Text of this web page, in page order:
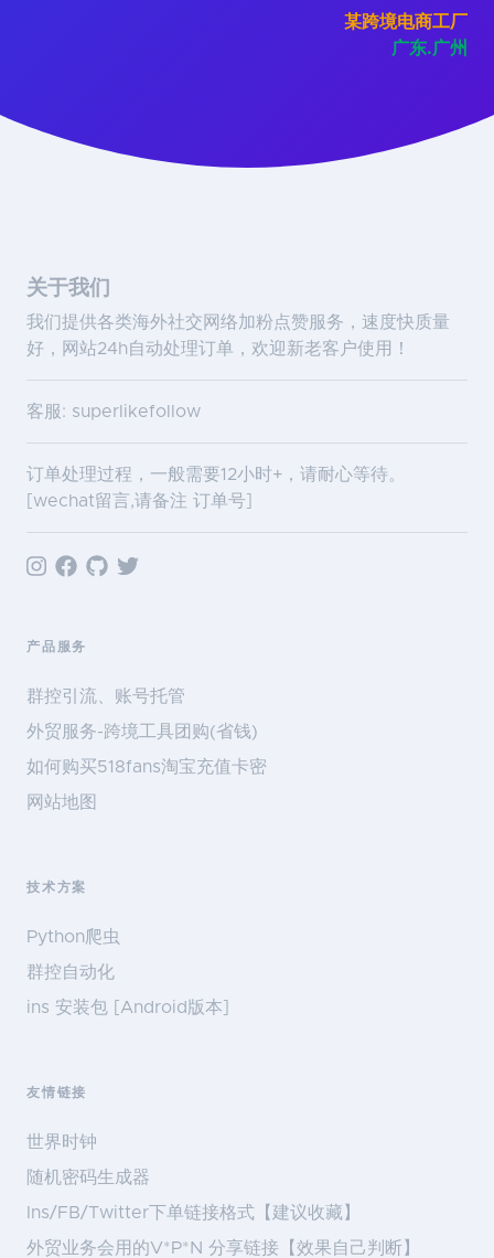
某跨境电商工厂
广东.广州
关于我们
我们提供各类海外社交网络加粉点赞服务，速度快质量
好，网站24h自动处理订单，欢迎新老客户使用！
客服: superlikefollow
订单处理过程，一般需要12小时+，请耐心等待。
[wechat留言,请备注 订单号]
产品服务
群控引流、账号托管
外贸服务-跨境工具团购(省钱)
如何购买518fans淘宝充值卡密
网站地图
技术方案
Python爬虫
群控自动化
ins 安装包 [Android版本]
友情链接
世界时钟
随机密码生成器
Ins/FB/Twitter下单链接格式【建议收藏】
外贸业务会用的V*P*N 分享链接【效果自己判断】